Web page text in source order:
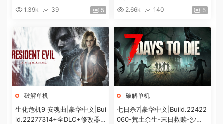
+预购特典+全DLC-解锁全内
1.39k 39 5
+预购特典|解压即撸|[12G/百
2.66k 140 5
破解单机
生化危机9 安魂曲|豪华中文|Bui
ld.22277314+全DLC+修改器|
破解单机
七日杀7|豪华中文|Build.22422
060-荒土余生-末日救赎-沙盒